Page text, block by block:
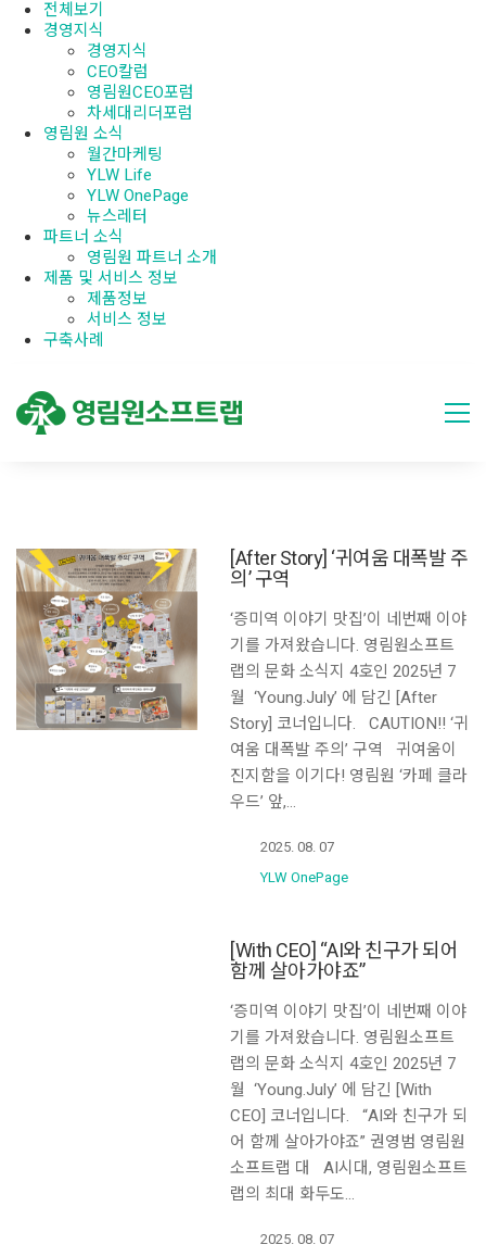
전체보기
경영지식
경영지식
CEO칼럼
영림원CEO포럼
차세대리더포럼
영림원 소식
월간마케팅
YLW Life
YLW OnePage
뉴스레터
파트너 소식
영림원 파트너 소개
제품 및 서비스 정보
제품정보
서비스 정보
구축사례
[After Story] ‘귀여움 대폭발 주
의’ 구역
‘증미역 이야기 맛집’이 네번째 이야
기를 가져왔습니다. 영림원소프트
랩의 문화 소식지 4호인 2025년 7
월 ‘Young.July’ 에 담긴 [After
Story] 코너입니다. CAUTION!! ‘귀
여움 대폭발 주의’ 구역 귀여움이
진지함을 이기다! 영림원 ‘카페 클라
우드’ 앞,…
2025. 08. 07
YLW OnePage
[With CEO] “AI와 친구가 되어
함께 살아가야죠”
‘증미역 이야기 맛집’이 네번째 이야
기를 가져왔습니다. 영림원소프트
랩의 문화 소식지 4호인 2025년 7
월 ‘Young.July’ 에 담긴 [With
CEO] 코너입니다. “AI와 친구가 되
어 함께 살아가야죠” 권영범 영림원
소프트랩 대 AI시대, 영림원소프트
랩의 최대 화두도…
2025. 08. 07